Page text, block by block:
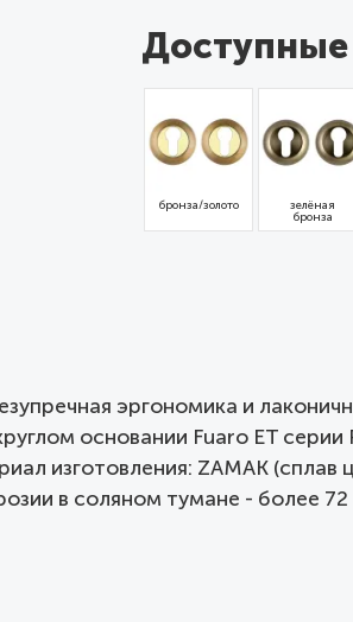
бронза/золото
зелёная
бронза
эргономика и
основании Fuaro ET
изготовления: ZAMAK (сплав
в соляном тумане - более